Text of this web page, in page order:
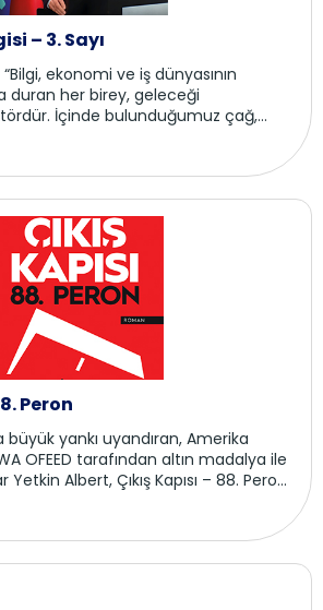
– 3. Sayı
ekonomi ve iş dünyasının
duran her birey, geleceği
İçinde bulunduğumuz çağ,
olmayı değil, onu doğru an...
Peron
büyük yankı uyandıran, Amerika
OFEED tarafından altın madalya ile
Albert, Çıkış Kapısı – 88. Peron
...